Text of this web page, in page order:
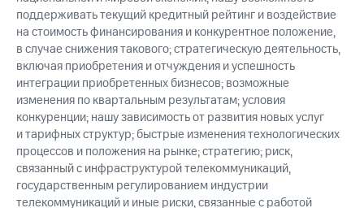
поддерживать текущий кредитный рейтинг и воздействие
на стоимость финансирования и конкурентное положение,
в случае снижения такового; стратегическую деятельность,
включая приобретения и отчуждения и успешность
интеграции приобретенных бизнесов; возможные
изменения по квартальным результатам; условия
конкуренции; нашу зависимость от развития новых услуг
и тарифных структур; быстрые изменения технологических
процессов и положения на рынке; стратегию; риск,
связанный с инфраструктурой телекоммуникаций,
государственным регулированием индустрии
телекоммуникаций и иные риски, связанные с работой